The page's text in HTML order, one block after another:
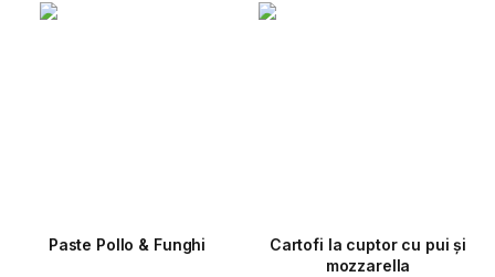
Paste Pollo & Funghi
Cartofi la cuptor cu pui și
mozzarella